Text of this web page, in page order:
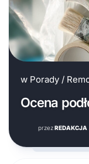
w Porady /
Ocena
przezREDAKCJA